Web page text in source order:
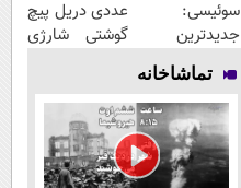
سوئیسی:
جدیدترین
فناوری اروپا،
سبک و مقاوم |
پرداخت قسطی
عددی دریل پیچ
گوشتی شارژی
تماشاخانه